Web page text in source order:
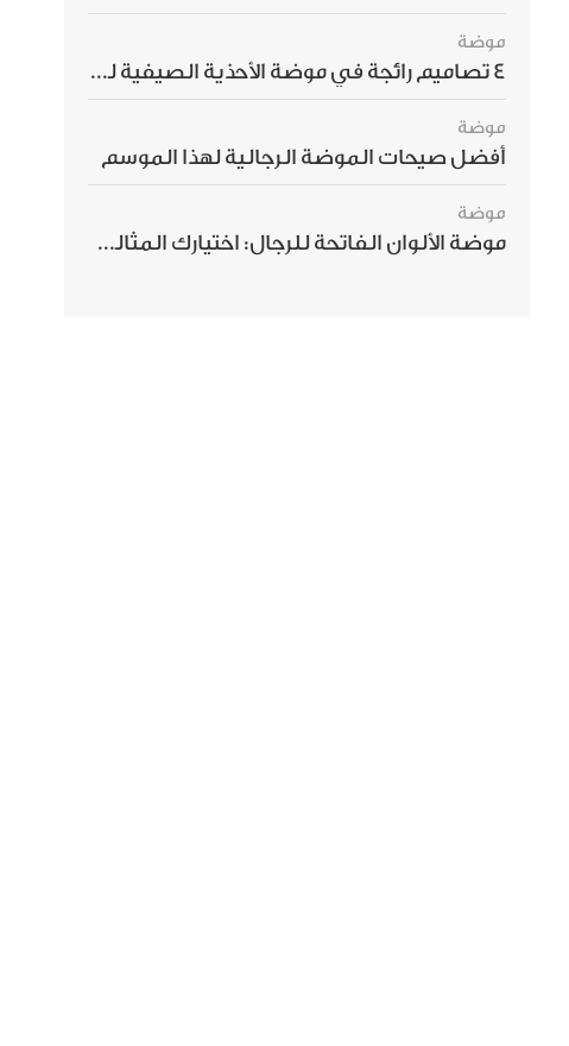
موضة
4 تصاميم رائجة في موضة الأحذية الصيفية للرجال هذا الموسم
موضة
أفضل صيحات الموضة الرجالية لهذا الموسم
موضة
موضة الألوان الفاتحة للرجال: اختيارك المثالي لإطلالة صيفية مبهرة